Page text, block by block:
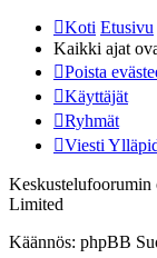
Koti Etusivu
Kaikki ajat
Poista
Käyttäjät
Ryhmät
Viesti
Keskustelufoorumin
Limited
Käännös: phpBB